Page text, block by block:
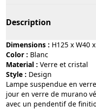
Description
Dimensions : H125 x W40
Color :
blanc
Material :
verre et cristal
Style :
design
Lampe suspendue en
jour en verre de murano
avec un pendentif de